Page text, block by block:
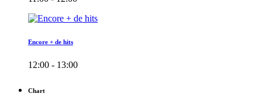
Encore + de hits
12:00 - 13:00
Chart